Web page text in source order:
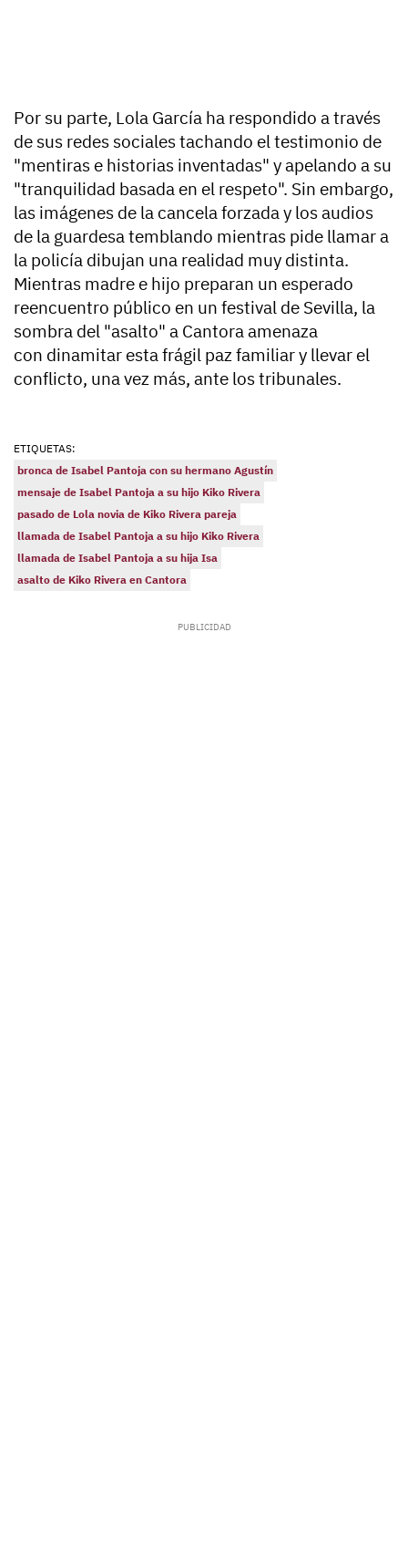
Por su parte, Lola García ha respondido a través
de sus redes sociales tachando el testimonio de
"mentiras e historias inventadas" y apelando a su
"tranquilidad basada en el respeto". Sin embargo,
las imágenes de la cancela forzada y los audios
de la guardesa temblando mientras pide llamar a
la policía dibujan una realidad muy distinta.
Mientras madre e hijo preparan un esperado
reencuentro público en un festival de Sevilla, la
sombra del "asalto" a Cantora amenaza
con dinamitar esta frágil paz familiary llevar el
conflicto, una vez más, ante los tribunales.
ETIQUETAS:
bronca de Isabel Pantoja con su hermano Agustín
mensaje de Isabel Pantoja a su hijo Kiko Rivera
pasado de Lola novia de Kiko Rivera pareja
llamada de Isabel Pantoja a su hijo Kiko Rivera
llamada de Isabel Pantoja a su hija Isa
asalto de Kiko Rivera en Cantora